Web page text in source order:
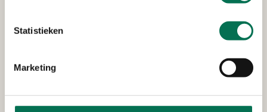
Statistieken
Marketing
Nieuwland Parc 309a, 2952 DD Alblasserdam